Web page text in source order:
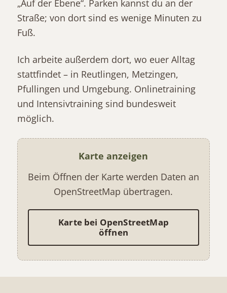
„Auf der Ebene“. Parken kannst du an der
Straße; von dort sind es wenige Minuten zu
Fuß.
Ich arbeite außerdem dort, wo euer Alltag
stattfindet – in Reutlingen, Metzingen,
Pfullingen und Umgebung. Onlinetraining
und Intensivtraining sind bundesweit
möglich.
Karte anzeigen
Beim Öffnen der Karte werden Daten an
OpenStreetMap übertragen.
Karte bei OpenStreetMap
öffnen